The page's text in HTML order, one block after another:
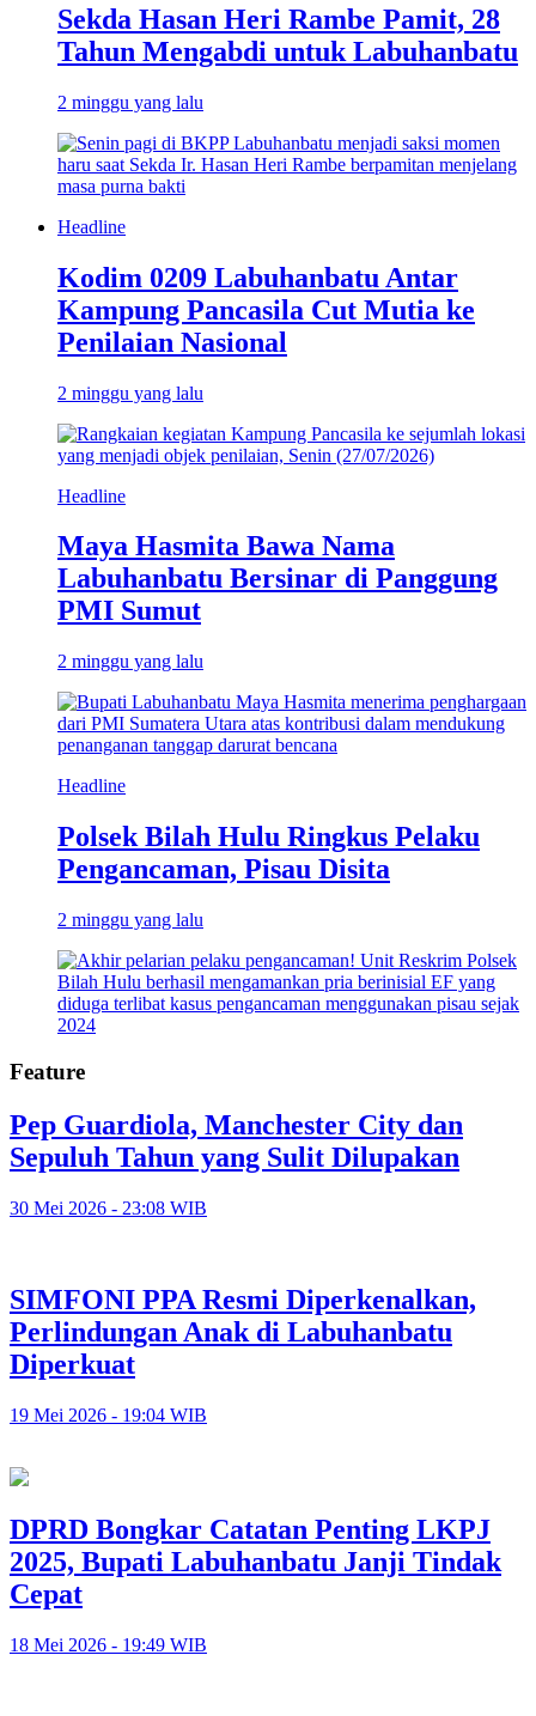
Sekda Hasan Heri Rambe Pamit, 28
Tahun Mengabdi untuk Labuhanbatu
2 minggu yang lalu
Headline
Kodim 0209 Labuhanbatu Antar
Kampung Pancasila Cut Mutia ke
Penilaian Nasional
2 minggu yang lalu
Headline
Maya Hasmita Bawa Nama
Labuhanbatu Bersinar di Panggung
PMI Sumut
2 minggu yang lalu
Headline
Polsek Bilah Hulu Ringkus Pelaku
Pengancaman, Pisau Disita
2 minggu yang lalu
Feature
Pep Guardiola, Manchester City dan
Sepuluh Tahun yang Sulit Dilupakan
30 Mei 2026 - 23:08 WIB
SIMFONI PPA Resmi Diperkenalkan,
Perlindungan Anak di Labuhanbatu
Diperkuat
19 Mei 2026 - 19:04 WIB
DPRD Bongkar Catatan Penting LKPJ
2025, Bupati Labuhanbatu Janji Tindak
Cepat
18 Mei 2026 - 19:49 WIB